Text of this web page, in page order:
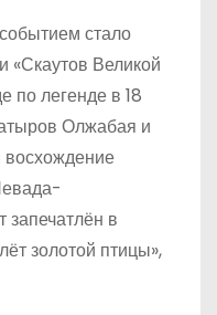
стало
«Скаутов Великой
по легенде в 18
Олжабая и
в
золотой птицы»,